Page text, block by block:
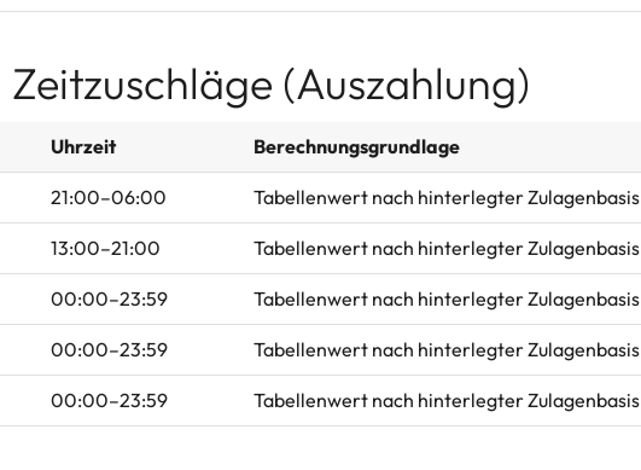
Zeitzuschläge (Auszahlung)
Uhrzeit Berechnungsgrundlage
21:00–06:00 Tabellenwert nach hinterlegter Zulagenbasis
13:00–21:00 Tabellenwert nach hinterlegter Zulagenbasis
00:00–23:59 Tabellenwert nach hinterlegter Zulagenbasis
00:00–23:59 Tabellenwert nach hinterlegter Zulagenbasis
00:00–23:59 Tabellenwert nach hinterlegter Zulagenbasis